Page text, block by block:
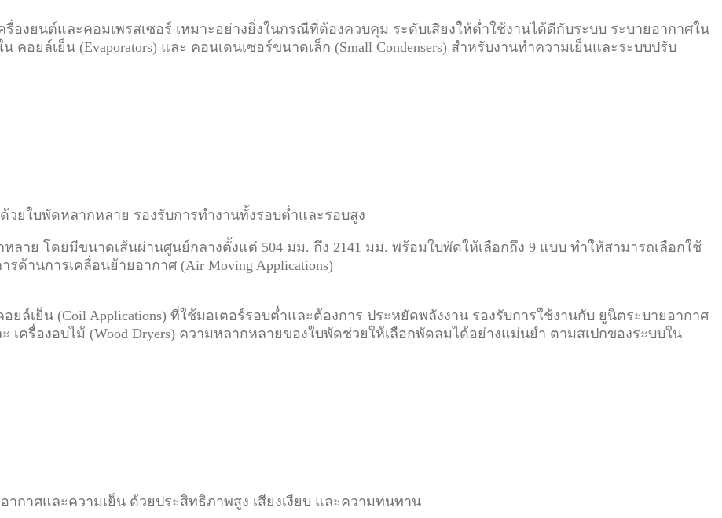
องยนต์และคอมเพรสเซอร์ เหมาะอย่างยิ่งในกรณีที่ต้องควบคุม ระดับเสียงให้ต่ำใช้งานได้ดีกับระบบ ระบายอากาศใน
ยล์เย็น (Evaporators) และ คอนเดนเซอร์ขนาดเล็ก (Small Condensers) สำหรับงานทำความเย็นและระบบปรับ
ยใบพัดหลากหลาย รองรับการทำงานทั้งรอบต่ำและรอบสูง
ลาย โดยมีขนาดเส้นผ่านศูนย์กลางตั้งแต่ 504 มม. ถึง 2141 มม. พร้อมใบพัดให้เลือกถึง 9 แบบ ทำให้สามารถเลือกใช้
านการเคลื่อนย้ายอากาศ (Air Moving Applications)
ล์เย็น (Coil Applications) ที่ใช้มอเตอร์รอบต่ำและต้องการ ประหยัดพลังงาน รองรับการใช้งานกับ ยูนิตระบายอากาศ
เครื่องอบไม้ (Wood Dryers) ความหลากหลายของใบพัดช่วยให้เลือกพัดลมได้อย่างแม่นยำ ตามสเปกของระบบใน
กาศและความเย็น ด้วยประสิทธิภาพสูง เสียงเงียบ และความทนทาน